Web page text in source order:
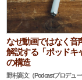
なぜ動画ではなく音
解説する「ポッドキ
の構造
野村高文（Podcastプロデュ